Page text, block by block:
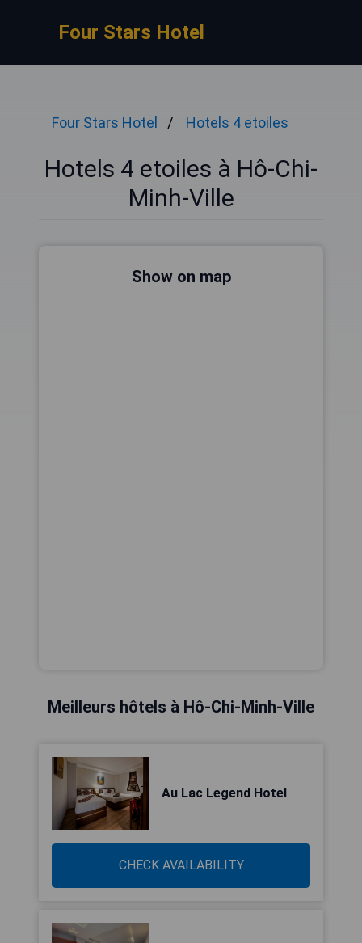
Four Stars Hotel
Four Stars Hotel Hotels 4 etoiles
Hotels 4 etoiles à Hô-Chi-
Minh-Ville
Show on map
Meilleurs hôtels à Hô-Chi-Minh-Ville
Au Lac Legend Hotel
CHECK AVAILABILITY